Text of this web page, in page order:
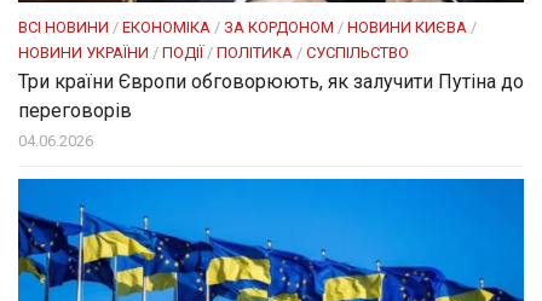
ВСІ НОВИНИ / ЕКОНОМІКА / ЗА КОРДОНОМ / НОВИНИ КИЄВА /
НОВИНИ УКРАЇНИ / ПОДІЇ / ПОЛІТИКА / СУСПІЛЬСТВО
Три країни Європи обговорюють, як залучити Путіна до
переговорів
04.06.2026